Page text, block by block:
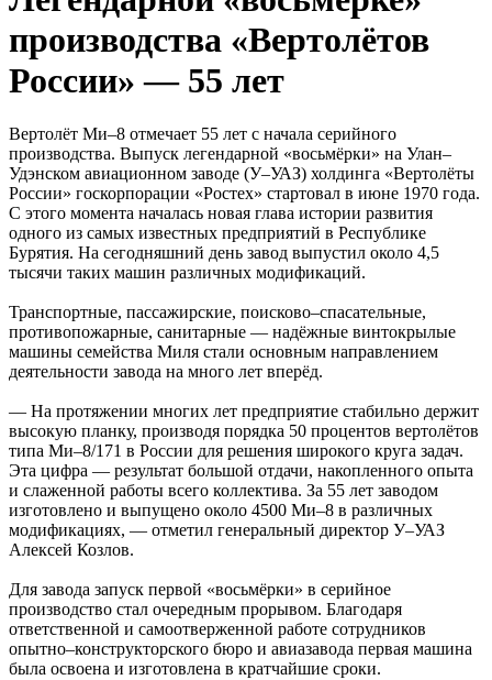
производства «Вертолётов
России» — 55 лет
Вертолёт Ми–8 отмечает 55 лет с начала серийного
производства. Выпуск легендарной «восьмёрки» на Улан–
Удэнском авиационном заводе (У–УАЗ) холдинга «Вертолёты
России» госкорпорации «Ростех» стартовал в июне 1970 года.
С этого момента началась новая глава истории развития
одного из самых известных предприятий в Республике
Бурятия. На сегодняшний день завод выпустил около 4,5
тысячи таких машин различных модификаций.
Транспортные, пассажирские, поисково–спасательные,
противопожарные, санитарные — надёжные винтокрылые
машины семейства Миля стали основным направлением
деятельности завода на много лет вперёд.
— На протяжении многих лет предприятие стабильно держит
высокую планку, производя порядка 50 процентов вертолётов
типа Ми–8/171 в России для решения широкого круга задач.
Эта цифра — результат большой отдачи, накопленного опыта
и слаженной работы всего коллектива. За 55 лет заводом
изготовлено и выпущено около 4500 Ми–8 в различных
модификациях, — отметил генеральный директор У–УАЗ
Алексей Козлов.
Для завода запуск первой «восьмёрки» в серийное
производство стал очередным прорывом. Благодаря
ответственной и самоотверженной работе сотрудников
опытно–конструкторского бюро и авиазавода первая машина
была освоена и изготовлена в кратчайшие сроки.